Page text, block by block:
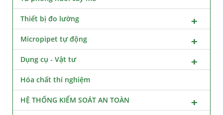
Thiết bị đo lường
Micropipet tự động
Dụng cụ - Vật tư
Hóa chất thí nghiệm
HỆ THỐNG KIỂM SOÁT AN TOÀN